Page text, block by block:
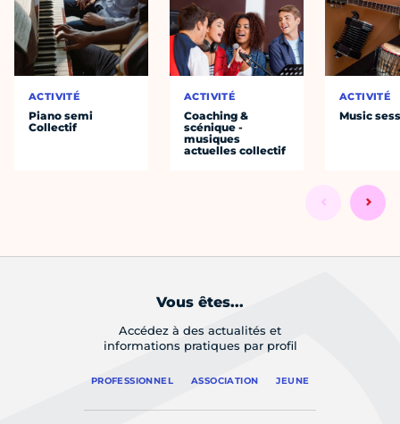
ACTIVITÉ
Piano semi
Collectif
ACTIVITÉ
Coaching &
scénique -
musiques
actuelles collectif
ACTIVITÉ
Music
Vous êtes...
Accédez à des actualités et
informations pratiques par profil
PROFESSIONNEL ASSOCIATION JEUNE